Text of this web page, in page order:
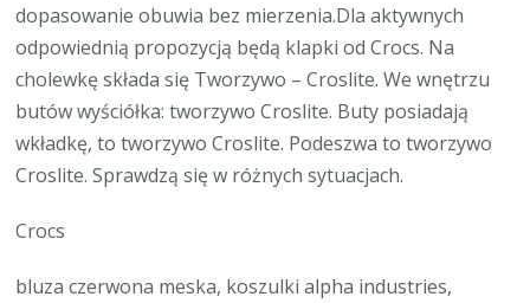
dopasowanie obuwia bez mierzenia.Dla aktywnych
odpowiednią propozycją będą klapki od Crocs. Na
cholewkę składa się Tworzywo – Croslite. We wnętrzu
butów wyściółka: tworzywo Croslite. Buty posiadają
wkładkę, to tworzywo Croslite. Podeszwa to tworzywo
Croslite. Sprawdzą się w różnych sytuacjach.
Crocs
bluza czerwona meska, koszulki alpha industries,